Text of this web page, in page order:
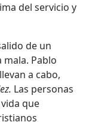
del servicio y
de un
Pablo
a cabo,
Las personas
que